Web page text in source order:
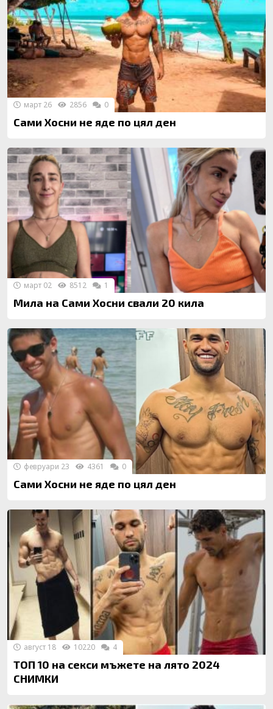
Сами Хосни не яде по цял ден
март 26 2856 0
Мила на Сами Хосни свали 20 кила
март 02 8512 1
Сами Хосни не яде по цял ден
февруари 23 4361 0
ТОП 10 на секси мъжете на лято 2024
СНИМКИ
август 18 10220 4